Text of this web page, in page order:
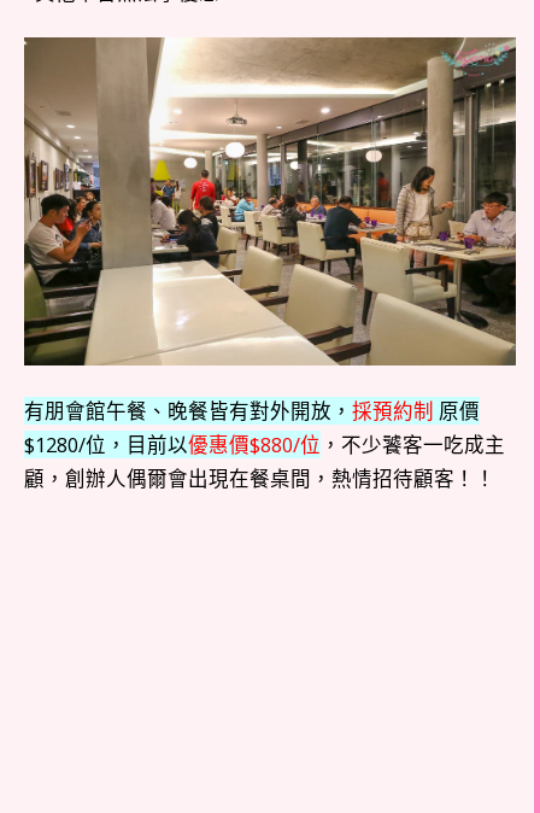
有朋會館午餐、晚餐皆有對外開放， 採預約制 原價
$1280/位，目前以優惠價$880/位 ，不少饕客一吃成主
顧，創辦人偶爾會出現在餐桌間，熱情招待顧客！！